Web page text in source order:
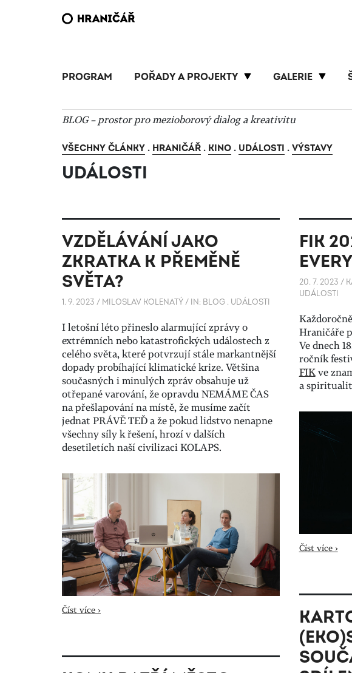
PROGRAM POŘADY A PROJEKTY GALERIE
BLOG – prostor pro mezioborový dialog a kreativitu
VŠECHNY ČLÁNKY . HRANIČÁŘ . KINO . UDÁLOSTI . VÝSTAVY
UDÁLOSTI
VZDĚLÁVÁNÍ JAKO
ZKRATKA K PŘEMĚNĚ
SVĚTA?
1. 9. 2023 / MILOSLAV KOLENATÝ/ IN: BLOG . UDÁLOSTI
I letošní léto přineslo alarmující zprávy o
extrémních nebo katastrofických událostech z
celého světa, které potvrzují stále markantnější
dopady probíhající klimatické krize. Většina
současných i minulých zpráv obsahuje už
otřepané varování, že opravdu NEMÁME ČAS
na přešlapování na místě, že musíme začít
jednat PRÁVĚ TEĎ a že pokud lidstvo nenapne
všechny síly k řešení, hrozí v dalších
desetiletích naší civilizaci KOLAPS.
Číst více ›
FIK
20. 7. 2023 /
UDÁLOSTI
Hraničáře
Ve dnech
ročník
FIKve
a
Číst více ›